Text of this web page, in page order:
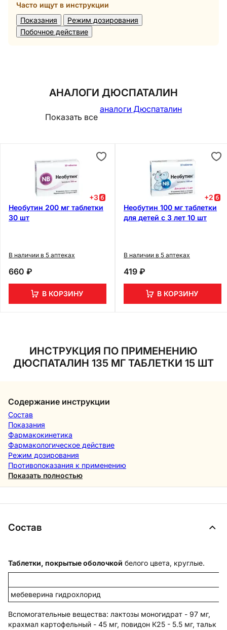
Часто ищут в инструкции
Показания
Режим дозирования
Побочное действие
АНАЛОГИ ДЮСПАТАЛИН
Показать все
аналоги Дюспаталин
+3
Необутин 200 мг таблетки
30 шт
В наличии в 5 аптеках
660 ₽
В КОРЗИНУ
+2
Необутин 100 мг таблетки
для детей с 3 лет 10 шт
В наличии в 5 аптеках
419 ₽
В КОРЗИНУ
ИНСТРУКЦИЯ ПО ПРИМЕНЕНИЮ
ДЮСПАТАЛИН 135 МГ ТАБЛЕТКИ 15 ШТ
Содержание инструкции
Состав
Показания
Фармакокинетика
Фармакологическое действие
Режим дозирования
Противопоказания к применению
Показать полностью
Состав
Таблетки, покрытые оболочкой белого цвета, круглые.
мебеверина гидрохлорид
Вспомогательные вещества: лактозы моногидрат - 97 мг,
крахмал картофельный - 45 мг, повидон К25 - 5.5 мг, тальк